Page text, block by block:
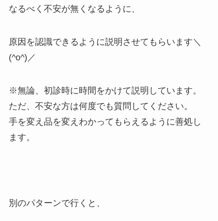
なるべく不安が無くなるように、
原因を認識できるように説明させてもらいます＼
(^o^)／
※無論、初診時に時間をかけて説明しています。
ただ、不安な方は何度でも質問してください。
手を変え品を変えわかってもらえるように善処し
ます。
別のパターンで行くと、